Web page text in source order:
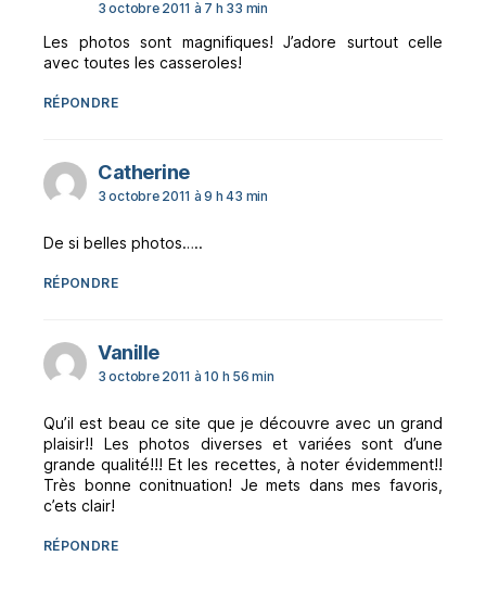
3 octobre 2011 à 7 h 33 min
Les photos sont magnifiques! J’adore surtout celle
avec toutes les casseroles!
RÉPONDRE
Catherinedit :
3 octobre 2011 à 9 h 43 min
De si belles photos…..
RÉPONDRE
Vanilledit :
3 octobre 2011 à 10 h 56 min
Qu’il est beau ce site que je découvre avec un grand
plaisir!! Les photos diverses et variées sont d’une
grande qualité!!! Et les recettes, à noter évidemment!!
Très bonne conitnuation! Je mets dans mes favoris,
c’ets clair!
RÉPONDRE